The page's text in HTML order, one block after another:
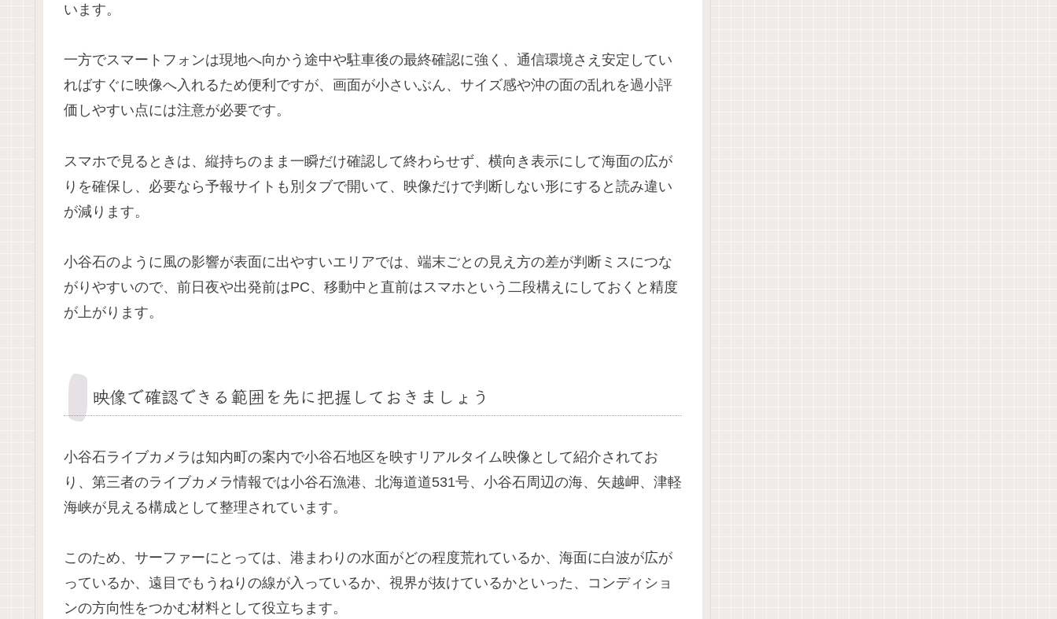
います。
一方でスマートフォンは現地へ向かう途中や駐車後の最終確認に強く、通信環境さえ安定してい
ればすぐに映像へ入れるため便利ですが、画面が小さいぶん、サイズ感や沖の面の乱れを過小評
価しやすい点には注意が必要です。
スマホで見るときは、縦持ちのまま一瞬だけ確認して終わらせず、横向き表示にして海面の広が
りを確保し、必要なら予報サイトも別タブで開いて、映像だけで判断しない形にすると読み違い
が減ります。
小谷石のように風の影響が表面に出やすいエリアでは、端末ごとの見え方の差が判断ミスにつな
がりやすいので、前日夜や出発前はPC、移動中と直前はスマホという二段構えにしておくと精度
が上がります。
映像で確認できる範囲を先に把握しておきましょう
小谷石ライブカメラは知内町の案内で小谷石地区を映すリアルタイム映像として紹介されてお
り、第三者のライブカメラ情報では小谷石漁港、北海道道531号、小谷石周辺の海、矢越岬、津軽
海峡が見える構成として整理されています。
このため、サーファーにとっては、港まわりの水面がどの程度荒れているか、海面に白波が広が
っているか、遠目でもうねりの線が入っているか、視界が抜けているかといった、コンディショ
ンの方向性をつかむ材料として役立ちます。